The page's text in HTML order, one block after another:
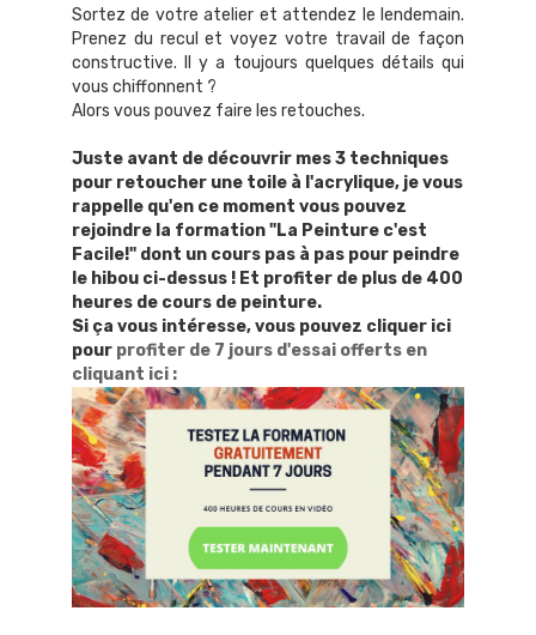
Sortez de votre atelier et attendez le lendemain.
Prenez du recul et voyez votre travail de façon
constructive. Il y a toujours quelques détails qui
vous chiffonnent ?
Alors vous pouvez faire les retouches.
Juste avant de découvrir mes 3 techniques
pour retoucher une toile à l'acrylique, je vous
rappelle qu'en ce moment vous pouvez
rejoindre la formation "La Peinture c'est
Facile!" dont un cours pas à pas pour peindre
le hibou ci-dessus ! Et profiter de plus de 400
heures de cours de peinture.
Si ça vous intéresse, vous pouvez cliquer ici
pour profiter de 7 jours d'essai offerts en
cliquant ici :